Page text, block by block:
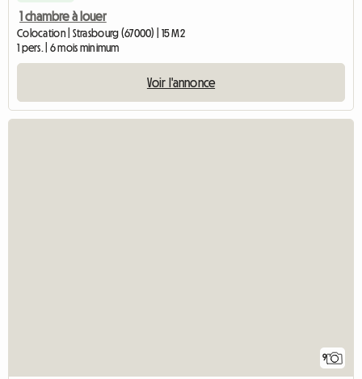
1 chambre à louer
Colocation | Strasbourg (67000) | 15 M2
1 pers. | 6 mois minimum
Voir l'annonce
9